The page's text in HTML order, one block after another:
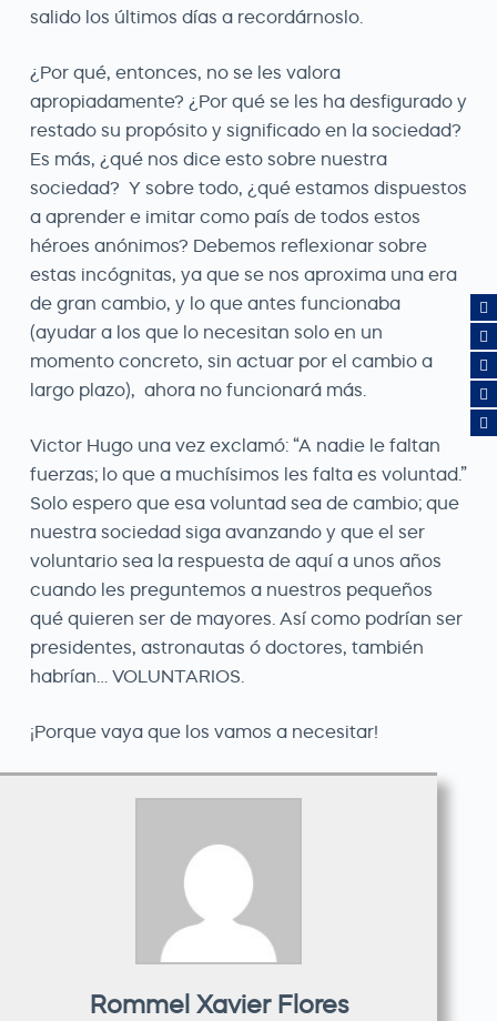
salido los últimos días a recordárnoslo.
¿Por qué, entonces, no se les valora
apropiadamente? ¿Por qué se les ha desfigurado y
restado su propósito y significado en la sociedad?
Es más, ¿qué nos dice esto sobre nuestra
sociedad? Y sobre todo, ¿qué estamos dispuestos
a aprender e imitar como país de todos estos
héroes anónimos? Debemos reflexionar sobre
estas incógnitas, ya que se nos aproxima una era
de gran cambio, y lo que antes funcionaba
(ayudar a los que lo necesitan solo en un
momento concreto, sin actuar por el cambio a
largo plazo), ahora no funcionará más.
Victor Hugo una vez exclamó: “A nadie le faltan
fuerzas; lo que a muchísimos les falta es voluntad.”
Solo espero que esa voluntad sea de cambio; que
nuestra sociedad siga avanzando y que el ser
voluntario sea la respuesta de aquí a unos años
cuando les preguntemos a nuestros pequeños
qué quieren ser de mayores. Así como podrían ser
presidentes, astronautas ó doctores, también
habrían… VOLUNTARIOS.
¡Porque vaya que los vamos a necesitar!
Rommel Xavier Flores